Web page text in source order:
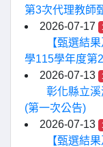
第3次代理教師
2026-07-17
【甄選結
學115學年度第
2026-07-13
彰化縣立
(第一次公告)
2026-07-13
【甄選結